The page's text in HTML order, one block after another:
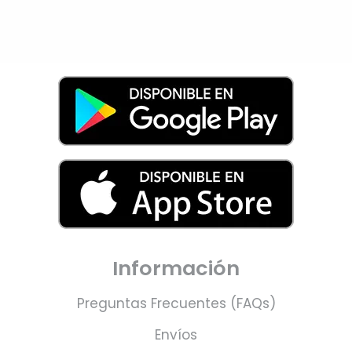
Información
Preguntas Frecuentes (FAQs)
Envíos